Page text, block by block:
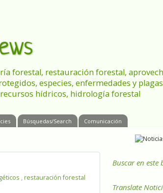
forestal, restauración forestal,
especies, enfermedades y
hídricos, hidrología forestal
Búsquedas/Search Comunicación
, restauración forestal
Buscar en este
Translate